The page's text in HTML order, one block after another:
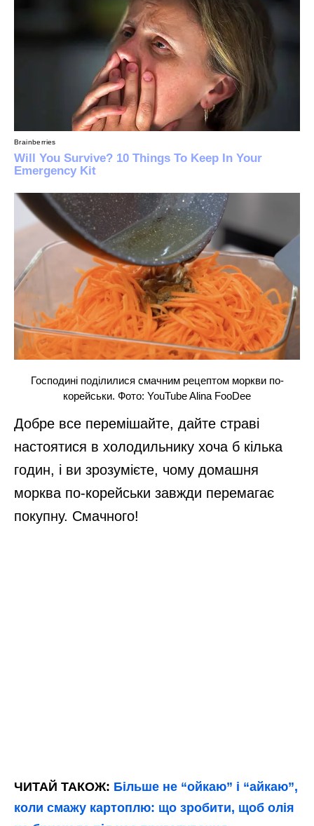
Господині поділилися смачним рецептом моркви по-
корейськи. Фото: YouTube Alina FooDee
Добре все перемішайте, дайте страві
настоятися в холодильнику хоча б кілька
годин, і ви зрозумієте, чому домашня
морква по-корейськи завжди перемагає
покупну. Смачного!
ЧИТАЙ ТАКОЖ: Більше не “ойкаю” і “айкаю”,
коли смажу картоплю: що зробити, щоб олія